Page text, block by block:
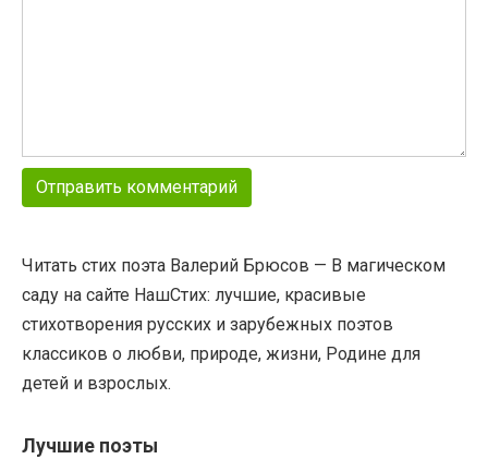
Читать стих поэта Валерий Брюсов — В магическом
саду на сайте НашСтих: лучшие, красивые
стихотворения русских и зарубежных поэтов
классиков о любви, природе, жизни, Родине для
детей и взрослых.
Лучшие поэты